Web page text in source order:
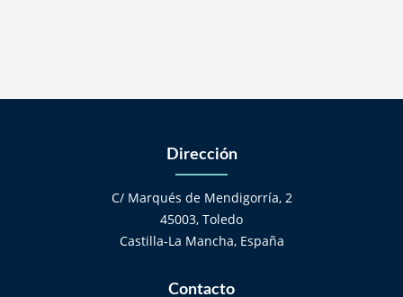
Dirección
C/ Marqués de Mendigorría, 2
45003, Toledo
Castilla-La Mancha, España
Contacto